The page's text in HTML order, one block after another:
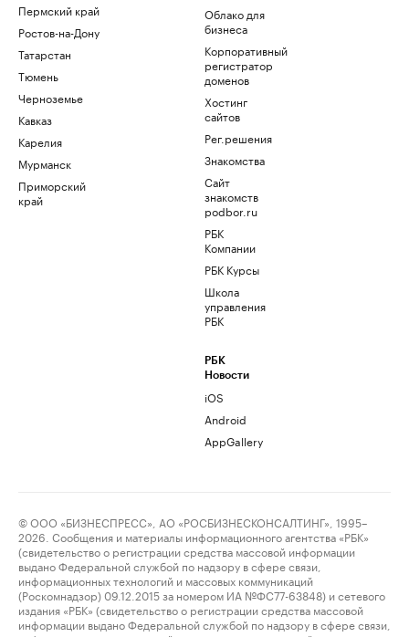
Пермский край
Ростов-на-Дону
Татарстан
Тюмень
Черноземье
Кавказ
Карелия
Мурманск
Приморский
край
Облако для
бизнеса
Корпоративный
регистратор
доменов
Хостинг
сайтов
Рег.решения
Знакомства
Сайт
знакомств
podbor.ru
РБК
Компании
РБК Курсы
Школа
управления
РБК
РБК
Новости
iOS
Android
AppGallery
© ООО «БИЗНЕСПРЕСС», АО «РОСБИЗНЕСКОНСАЛТИНГ», 1995–
2026. Сообщения и материалы информационного агентства «РБК»
(свидетельство о регистрации средства массовой информации
выдано Федеральной службой по надзору в сфере связи,
информационных технологий и массовых коммуникаций
(Роскомнадзор) 09.12.2015 за номером ИА №ФС77-63848) и сетевого
издания «РБК» (свидетельство о регистрации средства массовой
информации выдано Федеральной службой по надзору в сфере связи,